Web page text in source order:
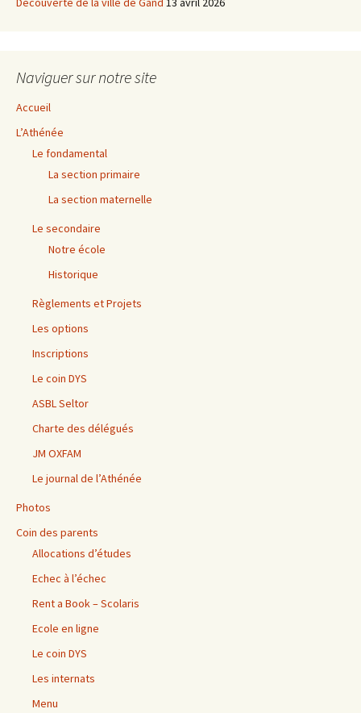
Naviguer sur notre site
Accueil
L’Athénée
Le fondamental
La section primaire
La section maternelle
Le secondaire
Notre école
Historique
Règlements et Projets
Les options
Inscriptions
Le coin DYS
ASBL Seltor
Charte des délégués
JM OXFAM
Le journal de l’Athénée
Photos
Coin des parents
Allocations d’études
Echec à l’échec
Rent a Book – Scolaris
Ecole en ligne
Le coin DYS
Les internats
Menu